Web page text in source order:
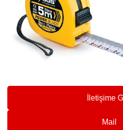
İletişime
Mail